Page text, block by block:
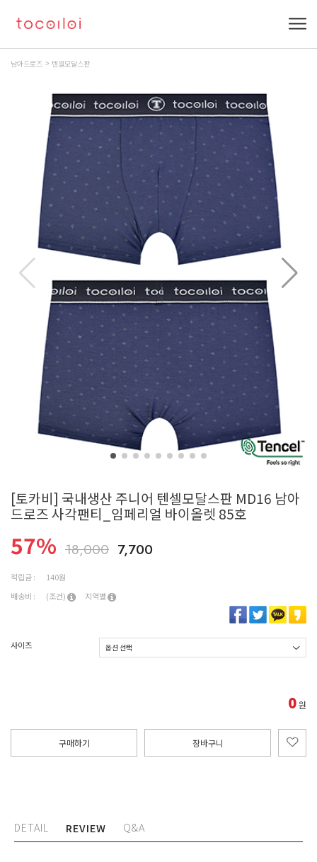
남아드로즈 텐셀모달스판
[토카비] 국내생산 주니어 텐셀모달스판 MD16 남아
드로즈 사각팬티_임페리얼 바이올렛 85호
57% 18,000 7,700
적립금 :
140원
배송비 :
(조건) 지역별
사이즈
0원
구매하기 장바구니
DETAIL REVIEW Q&A